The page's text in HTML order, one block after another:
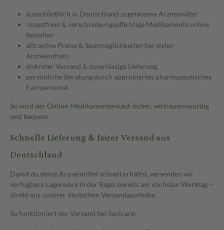
ausschließlich in Deutschland zugelassene Arzneimittel
rezeptfreie & verschreibungspflichtige Medikamente online
bestellen
attraktive Preise & Sparmöglichkeiten bei vielen
Arzneimitteln
diskreter Versand & zuverlässige Lieferung
persönliche Beratung durch approbiertes pharmazeutisches
Fachpersonal
So wird der Online-Medikamentenkauf sicher, vertrauenswürdig
und bequem.
Schnelle Lieferung & fairer Versand aus
Deutschland
Damit du deine Arzneimittel schnell erhältst, versenden wir
verfügbare Lagerware in der Regel bereits am nächsten Werktag –
direkt aus unserer deutschen Versandapotheke.
So funktioniert der Versand bei Sanicare: